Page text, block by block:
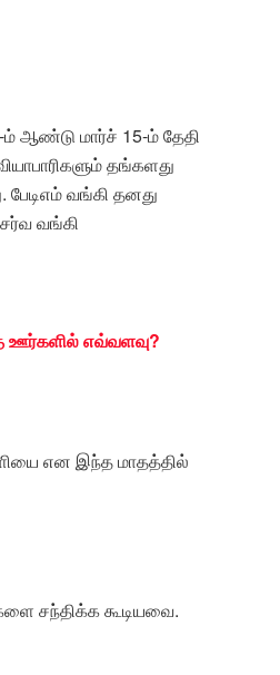
ஆண்டு மார்ச் 15-ம் தேதி
தங்களது
வங்கி தனது
வங்கி
ஊர்களில் எவ்வளவு?
என இந்த மாதத்தில்
சந்திக்க கூடியவை.